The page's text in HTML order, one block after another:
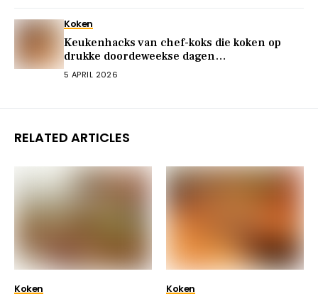
Koken
Keukenhacks van chef-koks die koken op
drukke doordeweekse dagen
vereenvoudigen
5 APRIL 2026
RELATED ARTICLES
Koken Koken